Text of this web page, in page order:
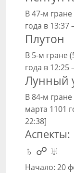
В 47-м
года в 13:37
Плутон
В 5-м гране
года в
Лунный
В 84-м
марта 1101
22:38]
Аспекты:
♄ ☍ ♅
Начало: 20